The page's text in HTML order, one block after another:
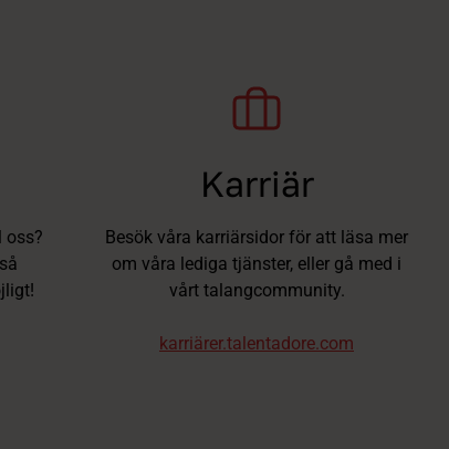
oss?
Karriär
Besök våra karriärsidor för att läsa mer
om våra lediga tjänster, eller gå med i
vårt talangcommunity.
karriärer.talentadore.com